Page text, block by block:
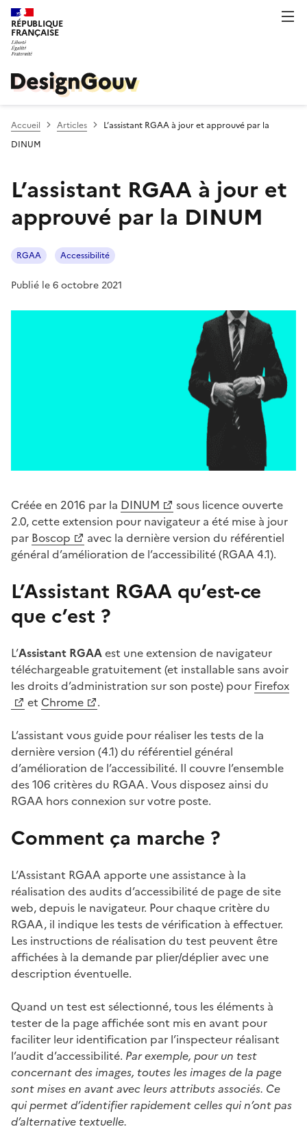
RÉPUBLIQUE
FRANÇAISE
Accueil Articles
L’assistant RGAA à jour et approuvé par la
DINUM
L’assistant RGAA à jour et
approuvé par la DINUM
RGAA Accessibilité
Publié le 6 octobre 2021
Créée en 2016 par la DINUM
sous licence ouverte
2.0, cette extension pour navigateur a été mise à jour
par Boscop
avec la dernière version du référentiel
général d’amélioration de l’accessibilité (RGAA 4.1).
L’Assistant RGAA qu’est-ce
que c’est ?
L’Assistant RGAAest une extension de navigateur
téléchargeable gratuitement (et installable sans avoir
les droits d’administration sur son poste) pour Firefox
et Chrome
.
L’assistant vous guide pour réaliser les tests de la
dernière version (4.1) du référentiel général
d’amélioration de l’accessibilité. Il couvre l’ensemble
des 106 critères du RGAA. Vous disposez ainsi du
RGAA hors connexion sur votre poste.
Comment ça marche ?
L’Assistant RGAA apporte une assistance à la
réalisation des audits d’accessibilité de page de site
web, depuis le navigateur. Pour chaque critère du
RGAA, il indique les tests de vérification à effectuer.
Les instructions de réalisation du test peuvent être
affichées à la demande par plier/déplier avec une
description éventuelle.
Quand un test est sélectionné, tous les éléments à
tester de la page affichée sont mis en avant pour
faciliter leur identification par l’inspecteur réalisant
l’audit d’accessibilité. Par exemple, pour un test
concernant des images, toutes les images de la page
sont mises en avant avec leurs attributs associés. Ce
qui permet d’identifier rapidement celles qui n’ont pas
d’alternative textuelle.